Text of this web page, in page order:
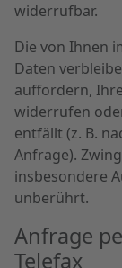
widerrufbar.
Die von Ihnen
Daten
auffordern,
widerrufen
entfällt (z. B.
Anfrage).
insbesondere
unberührt.
Anfrage
Telefax